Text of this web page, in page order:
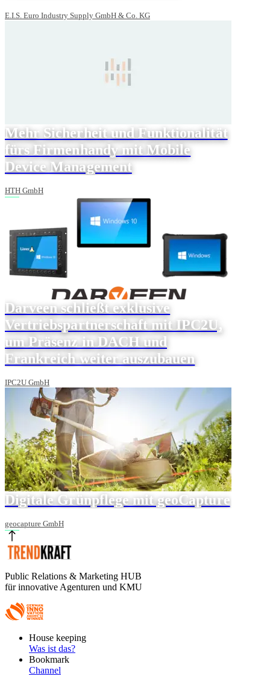
E.I.S. Euro Industry Supply GmbH & Co. KG
Mehr Sicherheit und Funktionalität
fürs Firmenhandy mit Mobile
Device Management
HTH GmbH
Darveen schließt exklusive
Vertriebspartnerschaft mit IPC2U,
um Präsenz in DACH und
Frankreich weiter auszubauen
IPC2U GmbH
Digitale Grünpflege mit geoCapture
geocapture GmbH
Public Relations & Marketing HUB
für innovative Agenturen und KMU
FooterHouse keeping
Was ist das?
Bookmark
Channel